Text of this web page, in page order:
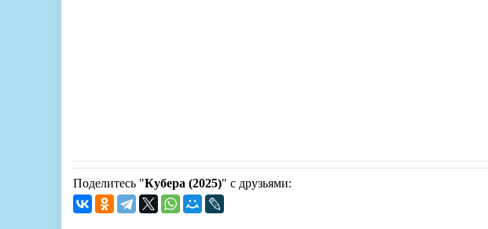
Поделитесь "Кубера (2025)" с друзьями: